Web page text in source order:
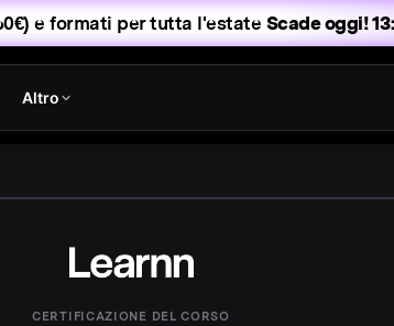
e formati per tutta l'estate Scade oggi!
Altro
CERTIFICAZIONE DEL CORSO